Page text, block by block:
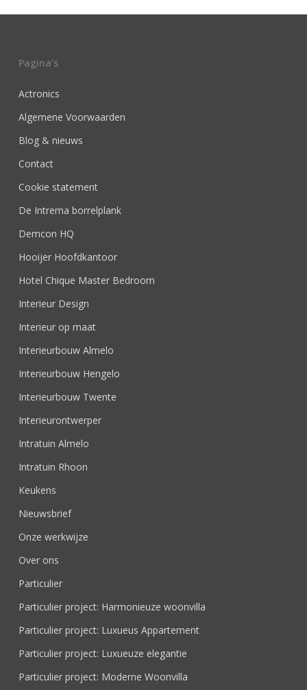
Pagina’s
Actronics
Algemene Voorwaarden
Blog & nieuws
Contact
Cookie statement
De Intrema borrelplank
Demcon HQ
Hooijer Hoofdkantoor
Hotel Chique Master Bedroom
Interieur Design
Interieur op maat
Interieurbouw Almelo
Interieurbouw Hengelo
Interieurbouw Twente
Interieurontwerper
Intratuin Almelo
Intratuin Rhoon
Keukens
Nieuwsbrief
Onze werkwijze
Over ons
Particulier
Particulier project: Harmonieuze woonvilla
Particulier project: Luxueus Appartement
Particulier project: Luxueuze elegantie
Particulier project: Moderne Woonvilla